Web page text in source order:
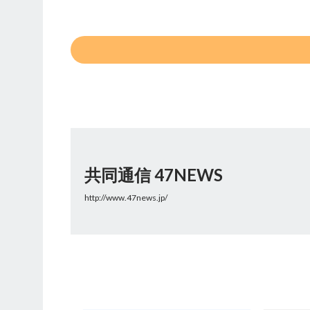
共同通信 47NEWS
http://www.47news.jp/